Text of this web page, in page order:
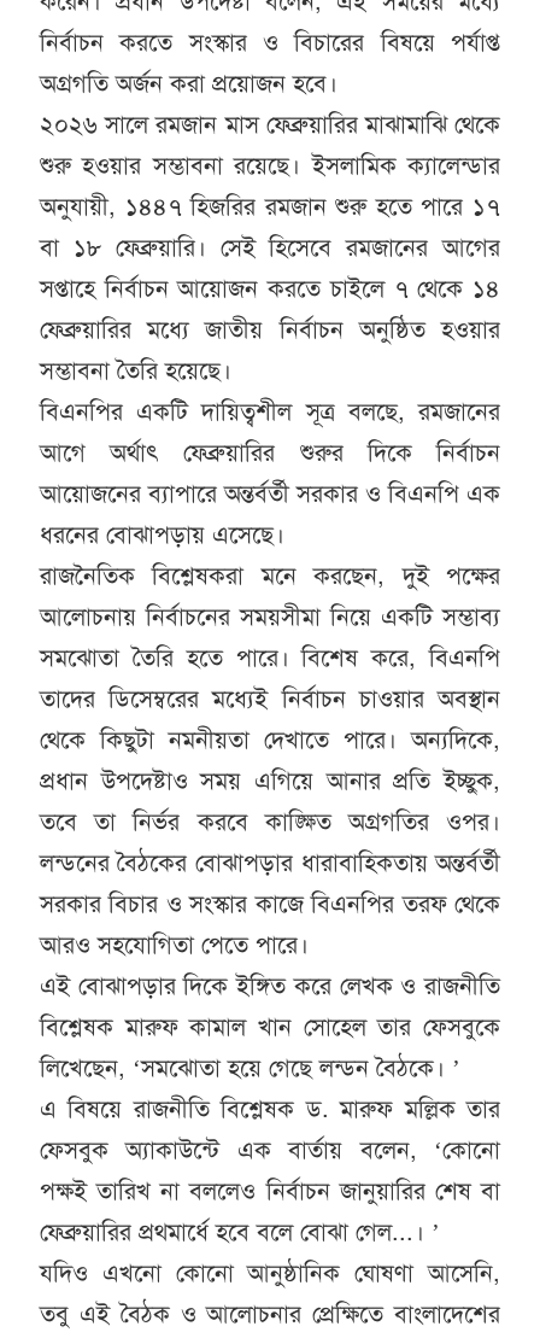
নির্বাচন করতে সংস্কার ও বিচারের বিষয়ে পর্যাপ্ত
অগ্রগতি অর্জন করা প্রয়োজন হবে।
২০২৬ সালে রমজান মাস ফেব্রুয়ারির মাঝামাঝি থেকে
শুরু হওয়ার সম্ভাবনা রয়েছে। ইসলামিক ক্যালেন্ডার
অনুযায়ী, ১৪৪৭ হিজরির রমজান শুরু হতে পারে ১৭
বা ১৮ ফেব্রুয়ারি। সেই হিসেবে রমজানের আগের
সপ্তাহে নির্বাচন আয়োজন করতে চাইলে ৭ থেকে ১৪
ফেব্রুয়ারির মধ্যে জাতীয় নির্বাচন অনুষ্ঠিত হওয়ার
সম্ভাবনা তৈরি হয়েছে।
বিএনপির একটি দায়িত্বশীল সূত্র বলছে, রমজানের
আগে অর্থাৎ ফেব্রুয়ারির শুরুর দিকে নির্বাচন
আয়োজনের ব্যাপারে অন্তর্বর্তী সরকার ও বিএনপি এক
ধরনের বোঝাপড়ায় এসেছে।
রাজনৈতিক বিশ্লেষকরা মনে করছেন, দুই পক্ষের
আলোচনায় নির্বাচনের সময়সীমা নিয়ে একটি সম্ভাব্য
সমঝোতা তৈরি হতে পারে। বিশেষ করে, বিএনপি
তাদের ডিসেম্বরের মধ্যেই নির্বাচন চাওয়ার অবস্থান
থেকে কিছুটা নমনীয়তা দেখাতে পারে। অন্যদিকে,
প্রধান উপদেষ্টাও সময় এগিয়ে আনার প্রতি ইচ্ছুক,
তবে তা নির্ভর করবে কাঙ্ক্ষিত অগ্রগতির ওপর।
লন্ডনের বৈঠকের বোঝাপড়ার ধারাবাহিকতায় অন্তর্বর্তী
সরকার বিচার ও সংস্কার কাজে বিএনপির তরফ থেকে
আরও সহযোগিতা পেতে পারে।
এই বোঝাপড়ার দিকে ইঙ্গিত করে লেখক ও রাজনীতি
বিশ্লেষক মারুফ কামাল খান সোহেল তার ফেসবুকে
লিখেছেন, ‘সমঝোতা হয়ে গেছে লন্ডন বৈঠকে। ’
এ বিষয়ে রাজনীতি বিশ্লেষক ড. মারুফ মল্লিক তার
ফেসবুক অ্যাকাউন্টে এক বার্তায় বলেন, ‘কোনো
পক্ষই তারিখ না বললেও নির্বাচন জানুয়ারির শেষ বা
ফেব্রুয়ারির প্রথমার্ধে হবে বলে বোঝা গেল...। ’
যদিও এখনো কোনো আনুষ্ঠানিক ঘোষণা আসেনি,
তবু এই বৈঠক ও আলোচনার প্রেক্ষিতে বাংলাদেশের